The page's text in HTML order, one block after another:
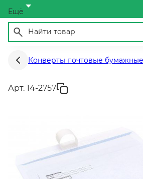
Ещё
Конверты почтовые бумажные
Арт. 14-2757